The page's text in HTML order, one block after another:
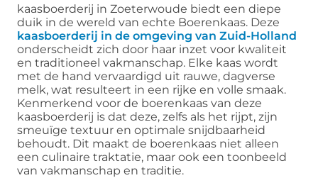
kaasboerderij in Zoeterwoude biedt een diepe
duik in de wereld van echte Boerenkaas. Deze
kaasboerderij in de omgeving van Zuid-Holland
onderscheidt zich door haar inzet voor kwaliteit
en traditioneel vakmanschap. Elke kaas wordt
met de hand vervaardigd uit rauwe, dagverse
melk, wat resulteert in een rijke en volle smaak.
Kenmerkend voor de boerenkaas van deze
kaasboerderij is dat deze, zelfs als het rijpt, zijn
smeuïge textuur en optimale snijdbaarheid
behoudt. Dit maakt de boerenkaas niet alleen
een culinaire traktatie, maar ook een toonbeeld
van vakmanschap en traditie.